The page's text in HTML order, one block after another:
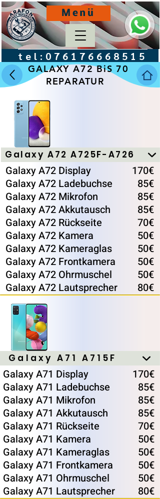
tel: 076176668515
Menü
GALAXY A72 BiS 70
REPARATUR
Galaxy A72 A725F-A726
Galaxy A72 Display
Galaxy A72 Ladebuchse
Galaxy A72 Mikrofon
Galaxy A72 Akkutausch
Galaxy A72 Rückseite
Galaxy A72 Kamera
Galaxy A72 Kameraglas
Galaxy A72 Frontkamera
Galaxy A72 Ohrmuschel
Galaxy A72 Lautsprecher
170€
85€
85€
85€
70€
50€
50€
50€
50€
80€
Galaxy A71 A715F
Galaxy A71 Display
Galaxy A71 Ladebuchse
Galaxy A71 Mikrofon
Galaxy A71 Akkutausch
Galaxy A71 Rückseite
Galaxy A71 Kamera
Galaxy A71 Kameraglas
Galaxy A71 Frontkamera
Galaxy A71 Ohrmuschel
Galaxy A71 Lautsprecher
170€
85€
85€
85€
70€
50€
50€
50€
50€
80€